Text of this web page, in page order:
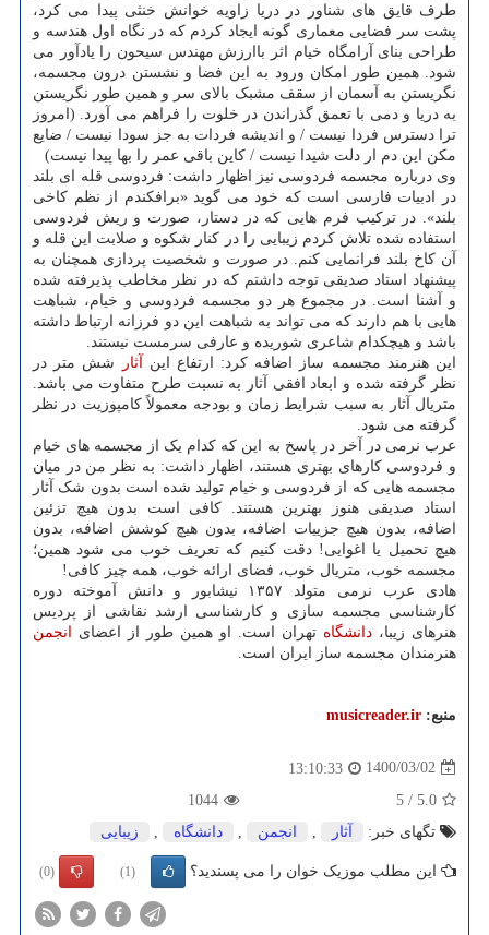
طرف قایق های شناور در دریا زاویه خوانش خنثی پیدا می کرد،
پشت سر فضایی معماری گونه ایجاد کردم که در نگاه اول هندسه و
طراحی بنای آرامگاه خیام اثر باارزش مهندس سیحون را یادآور می
شود. همین طور امکان ورود به این فضا و نشستن درون مجسمه،
نگریستن به آسمان از سقف مشبک بالای سر و همین طور نگریستن
به دریا و دمی با تعمق گذراندن در خلوت را فراهم می آورد. (امروز
ترا دسترس فردا نیست / و اندیشه فردات به جز سودا نیست / ضایع
مکن این دم ار دلت شیدا نیست / کاین باقی عمر را بها پیدا نیست)
وی درباره مجسمه فردوسی نیز اظهار داشت: فردوسی قله ای بلند
در ادبیات فارسی است که خود می گوید «برافکندم از نظم کاخی
بلند». در ترکیب فرم هایی که در دستار، صورت و ریش فردوسی
استفاده شده تلاش کردم زیبایی را در کنار شکوه و صلابت این قله و
آن کاخ بلند فرانمایی کنم. در صورت و شخصیت پردازی همچنان به
پیشنهاد استاد صدیقی توجه داشتم که در نظر مخاطب پذیرفته شده
و آشنا است. در مجموع هر دو مجسمه فردوسی و خیام، شباهت
هایی با هم دارند که می تواند به شباهت این دو فرزانه ارتباط داشته
باشد و هیچکدام شاعری شوریده و عارفی سرمست نیستند.
این هنرمند مجسمه ساز اضافه کرد: ارتفاع این آثار
شش متر در
نظر گرفته شده و ابعاد افقی آثار به نسبت طرح متفاوت می باشد.
متریال آثار به سبب شرایط زمان و بودجه معمولاً کامپوزیت در نظر
گرفته می شود.
عرب نرمی در آخر در پاسخ به این که کدام یک از مجسمه های خیام
و فردوسی کارهای بهتری هستند، اظهار داشت: به نظر من در میان
مجسمه هایی که از فردوسی و خیام تولید شده است بدون شک آثار
استاد صدیقی هنوز بهترین هستند. کافی است بدون هیچ تزئین
اضافه، بدون هیچ جزییات اضافه، بدون هیچ کوشش اضافه، بدون
هیچ تحمیل یا اغوایی! دقت کنیم که تعریف خوب می شود همین؛
مجسمه خوب، متریال خوب، فضای ارائه خوب، همه چیز کافی!
هادی عرب نرمی متولد ۱۳۵۷ نیشابور و دانش آموخته دوره
کارشناسی مجسمه سازی و کارشناسی ارشد نقاشی از پردیس
هنرهای زیبا، دانشگاه تهران است. او همین طور از اعضای انجمن
هنرمندان مجسمه ساز ایران است.
منبع: musicreader.ir
1400/03/02
13:10:33
5.0
/
5
1044
تگهای خبر:
آثار انجمن دانشگاه زیبایی
این مطلب موزیک خوان را می پسندید؟ (1)
(0)